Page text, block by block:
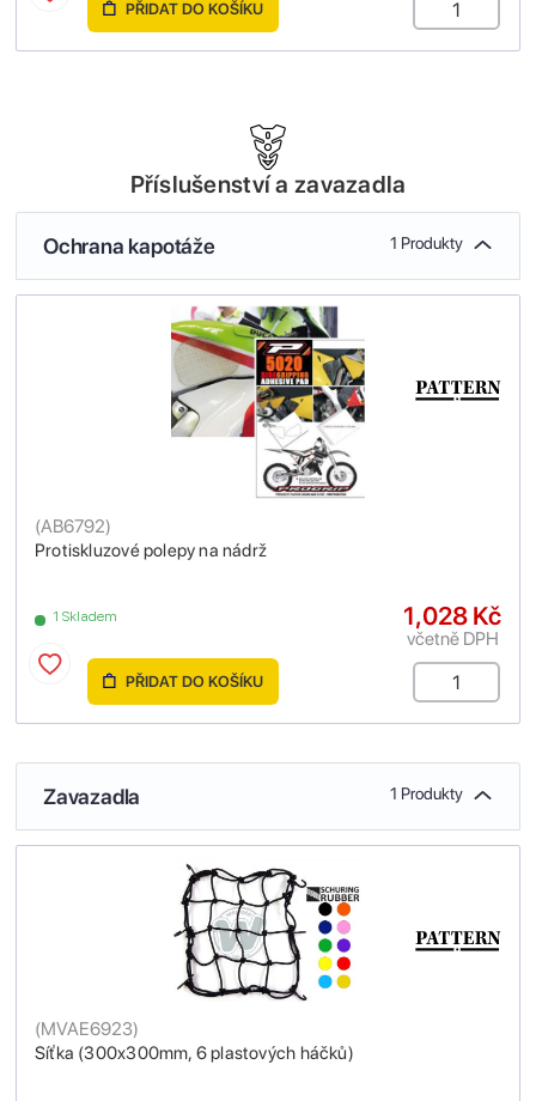
PŘIDAT DO KOŠÍKU
Příslušenství a zavazadla
Ochrana kapotáže 1 Produkty
Protiskluzové polepy na nádrž
(AB6792)
1 Skladem 1,028 Kč
včetně DPH
PŘIDAT DO KOŠÍKU
Zavazadla 1 Produkty
Síťka (300x300mm, 6 plastových háčků)
(MVAE6923)